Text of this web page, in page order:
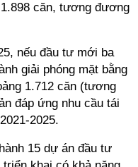
căn, tương đương
nếu đầu tư mới ba
giải phóng mặt bằng
1.712 căn (tương
đáp ứng nhu cầu tái
2025.
15 dự án đầu tư